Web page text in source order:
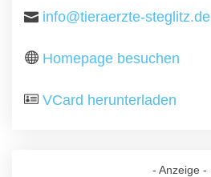
info@tieraerzte-steglitz.de
Homepage besuchen
VCard herunterladen
- Anzeige -